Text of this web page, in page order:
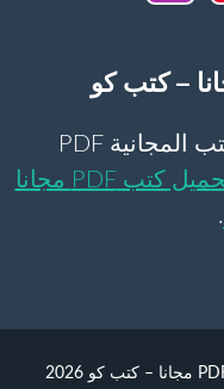
موقع كتب كو لـ تحميل الكتب المجانية PDF
تحميل كتب PDF مجانا
.